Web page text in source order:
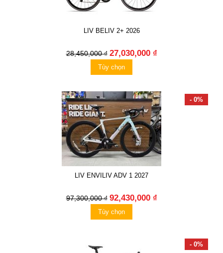
LIV BELIV 2+ 2026
28,450,000 ₫ 27,030,000 ₫
Tùy chọn
- 0%
LIV ENVILIV ADV 1 2027
97,300,000 ₫ 92,430,000 ₫
Tùy chọn
- 0%